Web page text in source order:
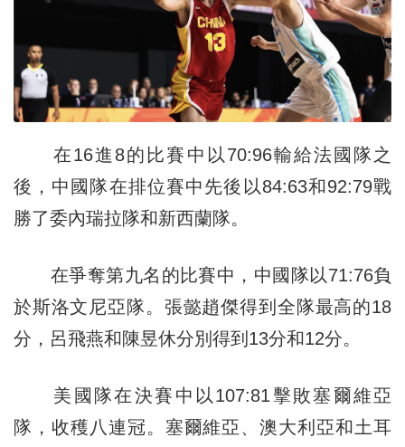
在16進8的比賽中以70:96輸給法國隊之
後，中國隊在排位賽中先後以84:63和92:79戰
勝了委內瑞拉隊和新西蘭隊。
在爭奪第九名的比賽中，中國隊以71:76負
於斯洛文尼亞隊。張懿趙傑得到全隊最高的18
分，呂飛燕和陳昱休分別得到13分和12分。
美國隊在決賽中以107:81擊敗塞爾維亞
隊，收穫八連冠。塞爾維亞、澳大利亞和土耳